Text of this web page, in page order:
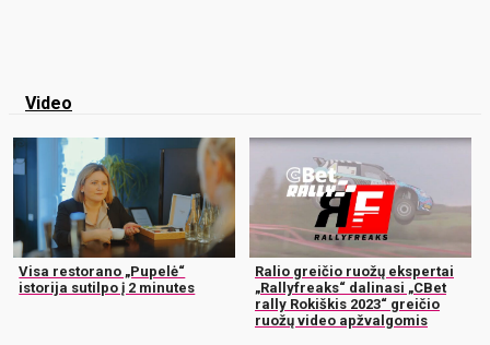
Video
Visa restorano „Pupelė“
istorija sutilpo į 2 minutes
Ralio greičio ruožų ekspertai
„Rallyfreaks“ dalinasi „CBet
rally Rokiškis 2023“ greičio
ruožų video apžvalgomis